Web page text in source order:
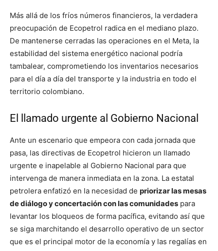
Más allá de los fríos números financieros, la verdadera
preocupación de Ecopetrol radica en el mediano plazo.
De mantenerse cerradas las operaciones en el Meta, la
estabilidad del sistema energético nacional podría
tambalear, comprometiendo los inventarios necesarios
para el día a día del transporte y la industria en todo el
territorio colombiano.
El llamado urgente al Gobierno Nacional
Ante un escenario que empeora con cada jornada que
pasa, las directivas de Ecopetrol hicieron un llamado
urgente e inapelable al Gobierno Nacional para que
intervenga de manera inmediata en la zona. La estatal
petrolera enfatizó en la necesidad de priorizar las mesas
de diálogo y concertación con las comunidades para
levantar los bloqueos de forma pacífica, evitando así que
se siga marchitando el desarrollo operativo de un sector
que es el principal motor de la economía y las regalías en